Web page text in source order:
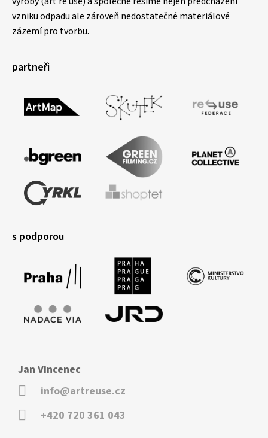
vzniku odpadu ale zároveň nedostatečné materiálové
zázemí pro tvorbu.
partneři
s podporou
Jan Vincenec
info@artreuse.cz
+420 720 361 043